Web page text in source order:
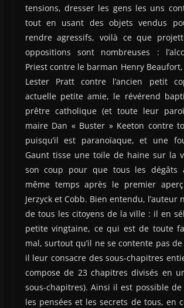
tensions, dresser les gens les uns
tout en usant des objets vendus
rendre agressifs, voilà ce que
oppositions sont nombreuses :
Priest contre le barman Henry
Lester Pratt contre l’ancien petit
actuelle petite amie, le révérend
prêtre catholique (et toute leur
maire Dan « Buster » Keeton contre
puisqu’il est paranoïaque, et une
Gaunt tisse une toile de haine sur la
son coup pour que tous les dégâts
même temps après le premier
Jerzyck et Cobb. Bien entendu,
de tous les citoyens de la ville : il en
petite vingtaine, ce qui est de toute
mal, surtout qu’il ne se contente pas
il leur consacre des sous-chapitres
compose de 23 chapitres divisés en
sous-chapitres). Ainsi il est possible
les pensées et les secrets de tous, en